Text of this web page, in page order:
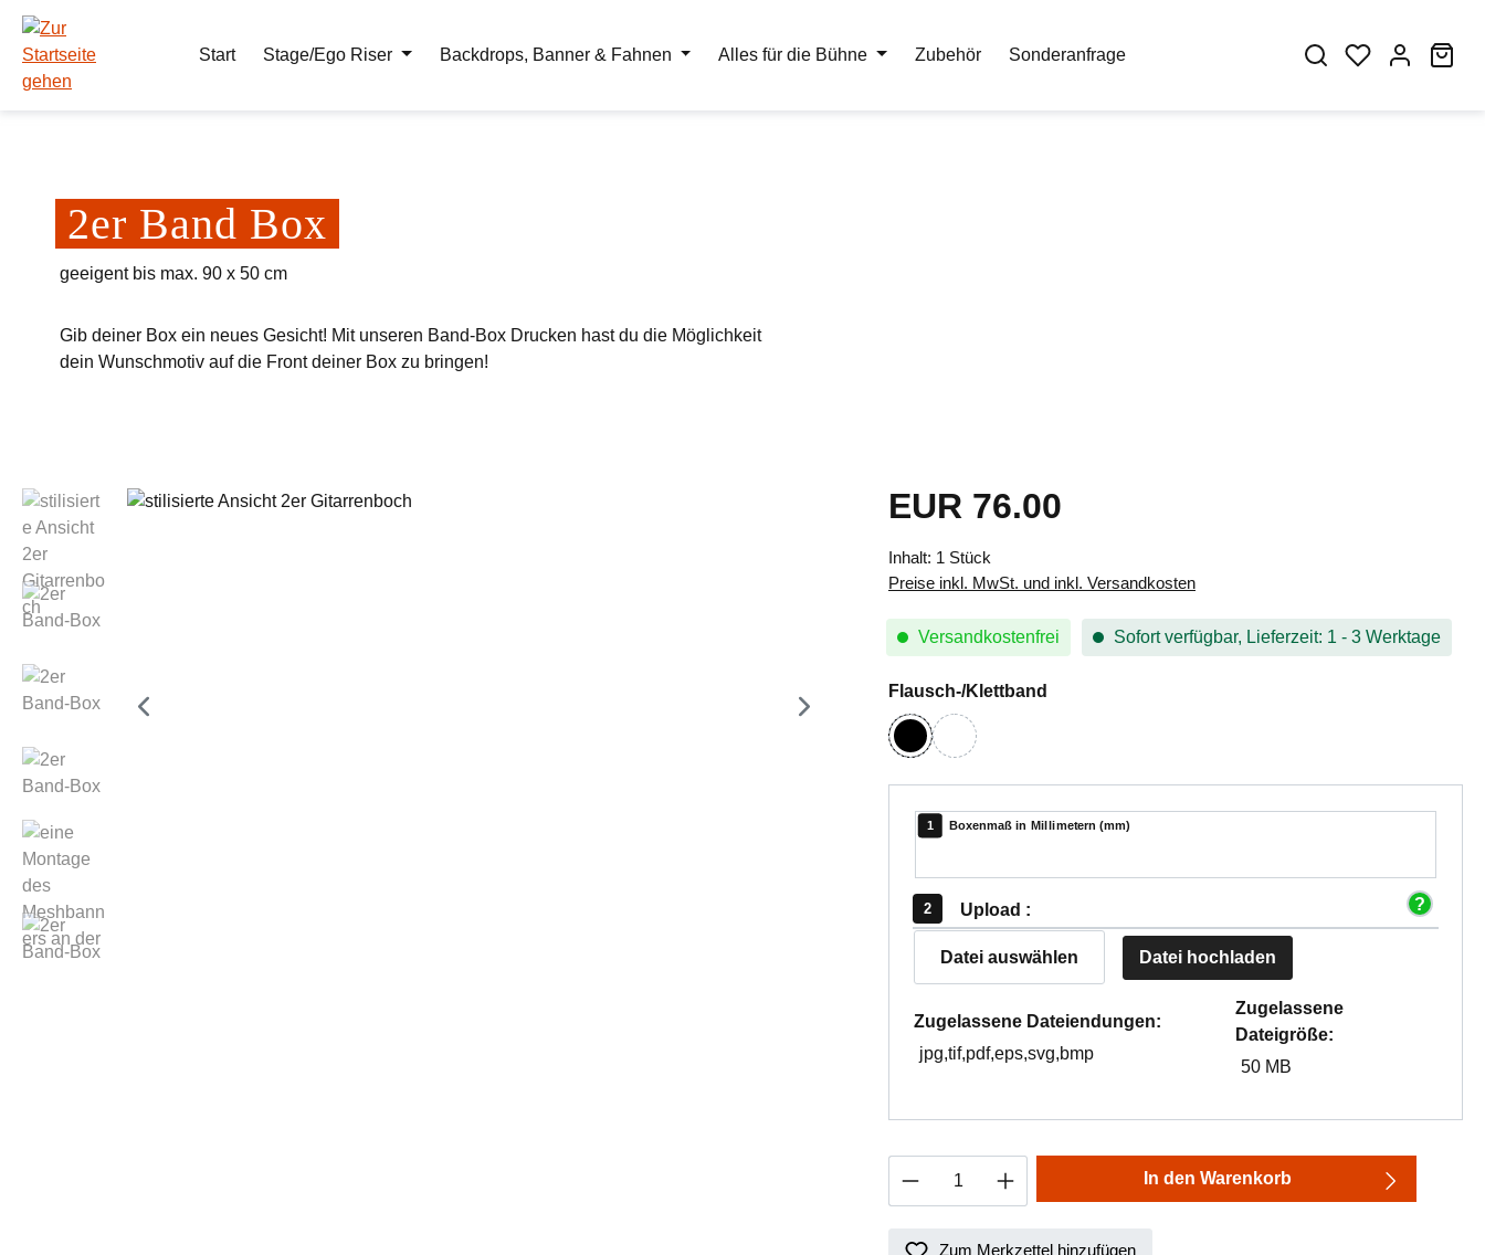
Hauptinhalt springen
Zur Suche springen
Zur Hauptnavigation springen
Start
Stage/Ego Riser Backdrops, Banner & Fahnen Alles für die Bühne Zubehör Sonderanfrage
2er Band Box
geeigent bis max. 90 x 50 cm
Gib deiner Box ein neues Gesicht! Mit unseren Band-Box Drucken hast du die Möglichkeit
dein Wunschmotiv auf die Front deiner Box zu bringen!
Bildergalerie überspringen Regulärer Preis:
EUR 76.00
Inhalt: 1 Stück
Preise inkl. MwSt. und inkl. Versandkosten
Versandkostenfrei Sofort verfügbar, Lieferzeit: 1 - 3 Werktage
Flausch-/Klettband
schwarz
weiß
Boxenmaß in Millimetern (mm)
Upload :
Datei auswählen Datei hochladen
Zugelassene Dateiendungen:
jpg,tif,pdf,eps,svg,bmp
Zugelassene
Dateigröße:
50 MB
Produkt Anzahl: Gib den gewünschten Wert ein
In den Warenkorb
Zum Merkzettel hinzufügen